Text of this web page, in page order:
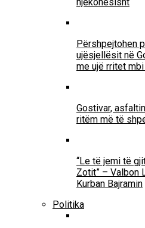
njëkohësisht
Përshpejtohen
ujësjellësit në
me ujë rritet
Gostivar,
ritëm më të
“Le të jemi të
Zotit” – Valbon
Kurban Bajramin
Politika